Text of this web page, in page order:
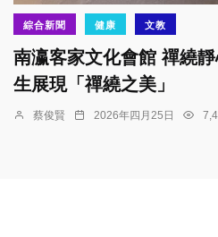
綜合新聞 健康 文教
南瀛客家文化會館 禪繞
生展現「禪繞之美」
蔡俊賢 2026年四月25日